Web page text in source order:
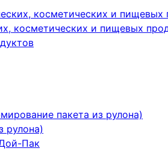
косметических и пищевых
косметических и пищевых
пакета из рулона)
рулона)
Пак